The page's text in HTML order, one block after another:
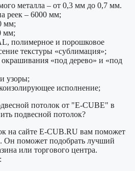
металла – от 0,3 мм до 0,7 мм.
реек – 6000 мм;
мм;
мм;
полимерное и порошковое
текстуры «сублимация»;
«под дерево» и «под
узоры;
исполнение;
потолок от "E-CUBE" в
подвесной потолок?
на сайте E-CUB.RU вам поможет
Он поможет подобрать лучший
или торгового центра.